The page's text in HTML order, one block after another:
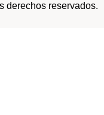
derechos reservados.